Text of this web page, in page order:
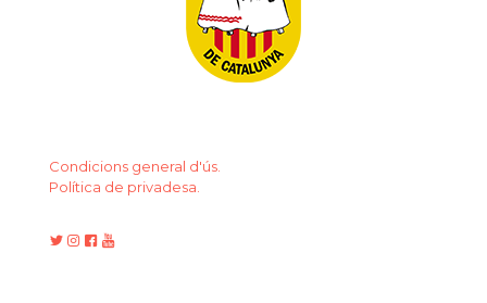
Condicions general d'ús.
Política de privadesa.